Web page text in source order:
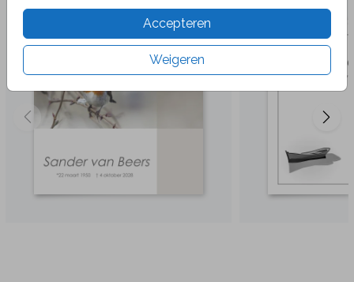
Accepteren
Weigeren